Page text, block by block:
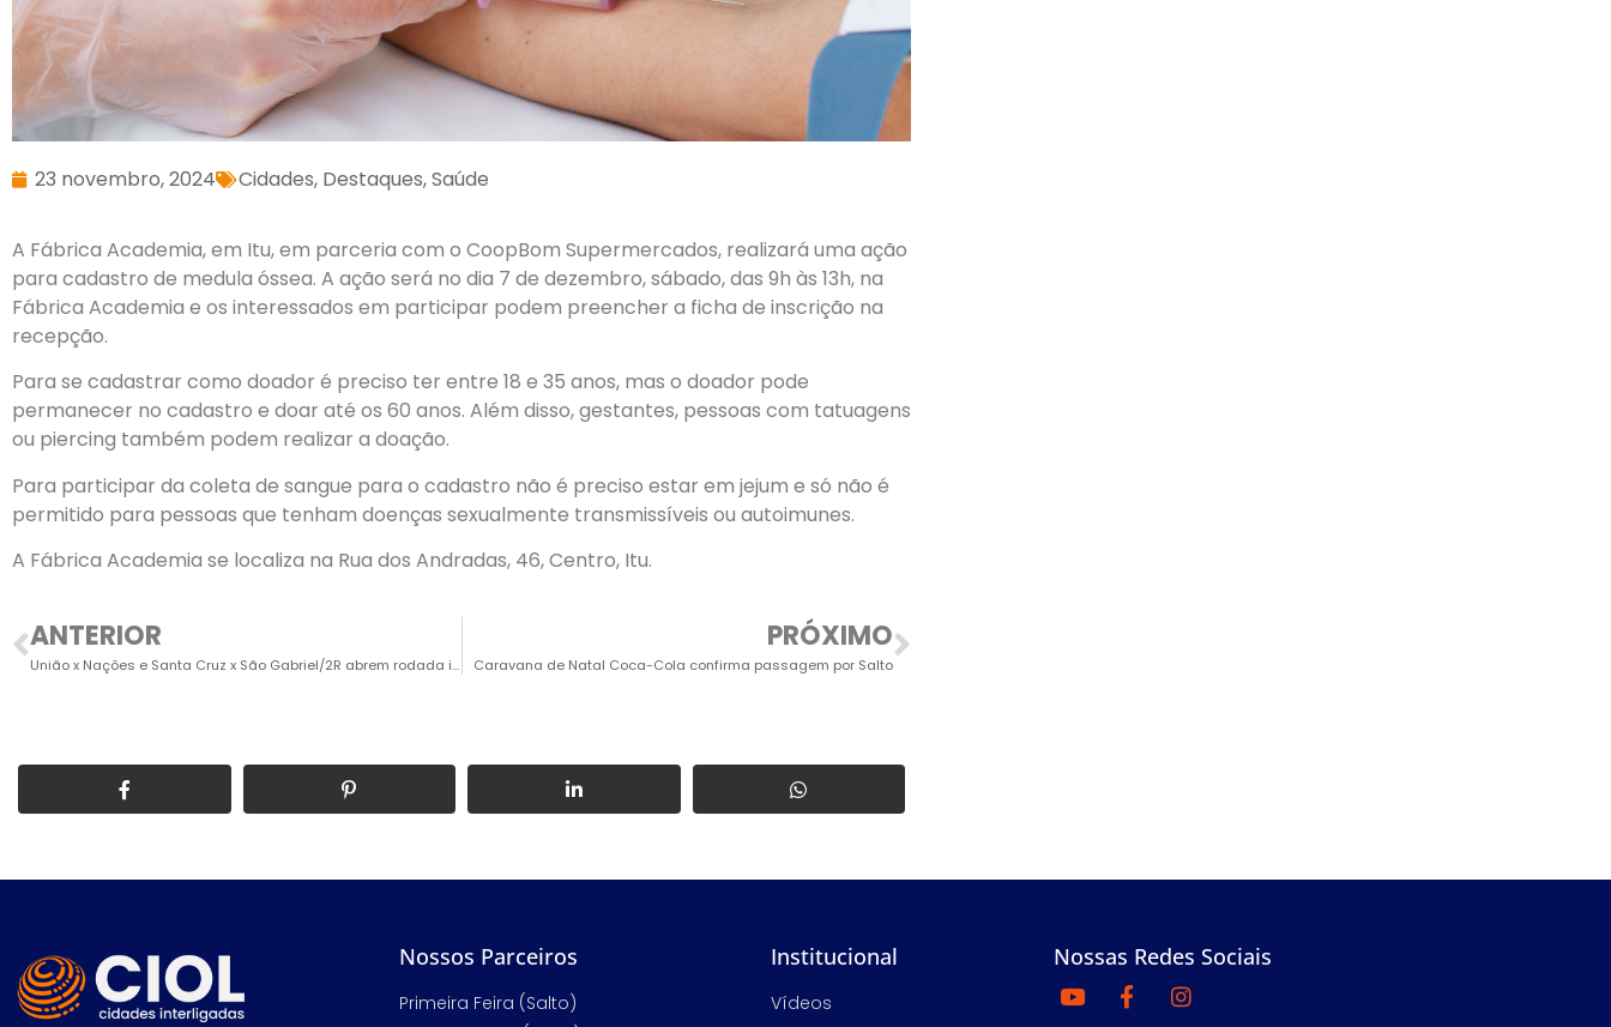
23 novembro, 2024 Cidades, Destaques,Saúde
A Fábrica Academia, em Itu, em parceria com o CoopBom Supermercados, realizará uma ação
para cadastro de medula óssea. A ação será no dia 7 de dezembro, sábado, das 9h às 13h, na
Fábrica Academia e os interessados em participar podem preencher a ficha de inscrição na
recepção.
Para se cadastrar como doador é preciso ter entre 18 e 35 anos, mas o doador pode
permanecer no cadastro e doar até os 60 anos. Além disso, gestantes, pessoas com tatuagens
ou piercing também podem realizar a doação.
Para participar da coleta de sangue para o cadastro não é preciso estar em jejum e só não é
permitido para pessoas que tenham doenças sexualmente transmissíveis ou autoimunes.
A Fábrica Academia se localiza na Rua dos Andradas, 46, Centro, Itu.
ANTERIOR
União x Nações e Santa Cruz x São Gabriel/2R abrem rodada inicial das semifinais
PRÓXIMO
Caravana de Natal Coca-Cola confirma passagem por Salto
Nossos Parceiros
Primeira Feira (Salto)
Institucional
Vídeos
Nossas Redes Sociais